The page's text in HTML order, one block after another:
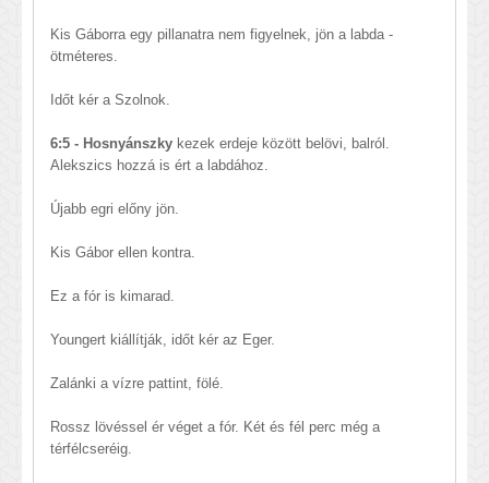
Kis Gáborra egy pillanatra nem figyelnek, jön a labda -
ötméteres.
Időt kér a Szolnok.
6:5 - Hosnyánszky kezek erdeje között belövi, balról.
Alekszics hozzá is ért a labdához.
Újabb egri előny jön.
Kis Gábor ellen kontra.
Ez a fór is kimarad.
Youngert kiállítják, időt kér az Eger.
Zalánki a vízre pattint, fölé.
Rossz lövéssel ér véget a fór. Két és fél perc még a
térfélcseréig.